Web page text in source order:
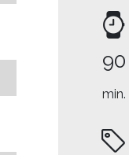
90
min.